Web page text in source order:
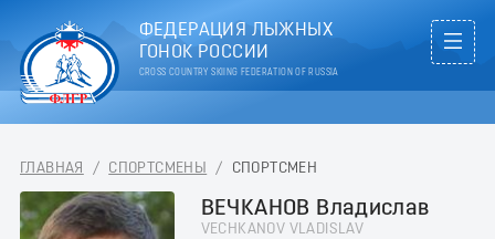
ФЕДЕРАЦИЯ ЛЫЖНЫХ
ГОНОК РОССИИ
CROSS COUNTRY SKIING FEDERATION OF RUSSIA
ГЛАВНАЯ / СПОРТСМЕНЫ / СПОРТСМЕН
ВЕЧКАНОВ Владислав
VECHKANOV VLADISLAV